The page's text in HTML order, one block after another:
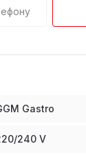
Gastro
240 V